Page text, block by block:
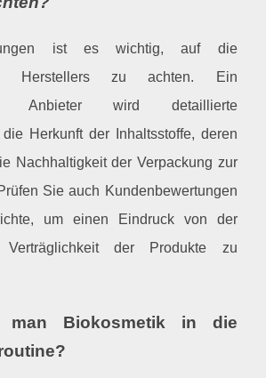
ist es wichtig, auf die
Herstellers zu achten. Ein
Anbieter wird detaillierte
die Herkunft der Inhaltsstoffe, deren
Nachhaltigkeit der Verpackung zur
Sie auch Kundenbewertungen
um einen Eindruck von der
Verträglichkeit der Produkte zu
man Biokosmetik in die